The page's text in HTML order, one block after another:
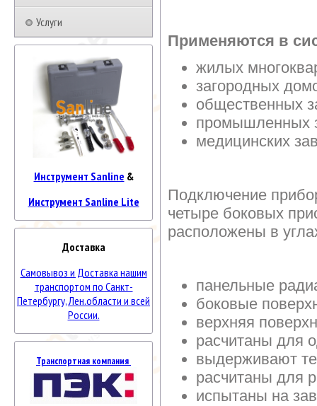
Услуги
Инструмент Sanline &
Инструмент Sanline Lite
Доставка
Самовывоз и Доставка нашим
транспортом по Санкт-
Петербургу, Лен.области и всей
России.
Транспортная компания
Применяются в
жилых
загородных
общественных
промышленных
медицинских
Подключение
четыре боковых
расположены в
панельные
боковые
верхняя
расчитаны для
выдерживают
расчитаны для
испытаны на